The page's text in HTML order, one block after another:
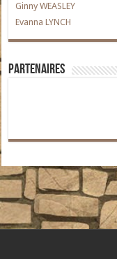
Ginny WEASLEY
Evanna LYNCH
Partenaires